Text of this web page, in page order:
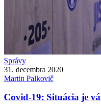
Správy
31. decembra 2020
Martin Palkovič
Covid-19: Situácia je